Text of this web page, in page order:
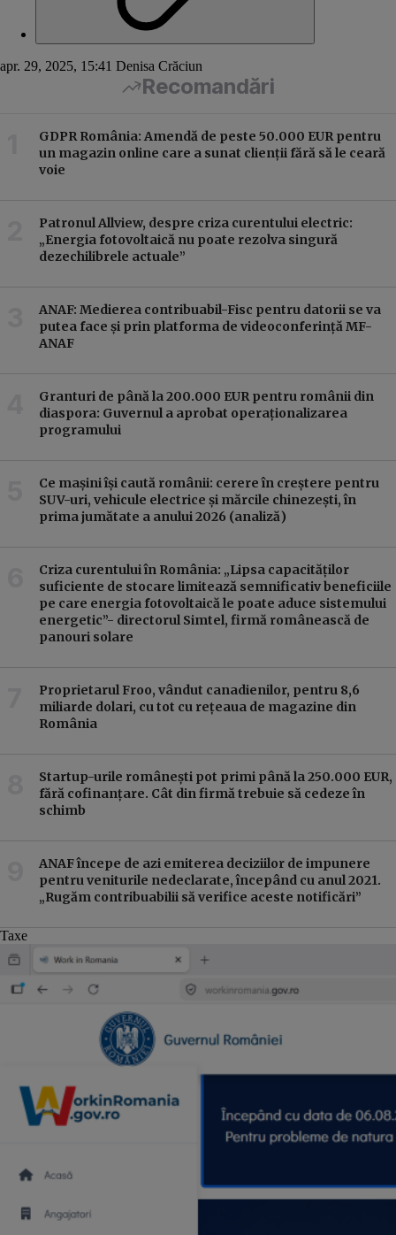
apr. 29, 2025, 15:41 Denisa Crăciun
Recomandări
GDPR România: Amendă de peste 50.000 EUR pentru
un magazin online care a sunat clienții fără să le ceară
voie
Patronul Allview, despre criza curentului electric:
„Energia fotovoltaică nu poate rezolva singură
dezechilibrele actuale”
ANAF: Medierea contribuabil-Fisc pentru datorii se va
putea face și prin platforma de videoconferință MF-
ANAF
Granturi de până la 200.000 EUR pentru românii din
diaspora: Guvernul a aprobat operaționalizarea
programului
Ce mașini își caută românii: cerere în creștere pentru
SUV-uri, vehicule electrice și mărcile chinezești, în
prima jumătate a anului 2026 (analiză)
Criza curentului în România: „Lipsa capacităților
suficiente de stocare limitează semnificativ beneficiile
pe care energia fotovoltaică le poate aduce sistemului
energetic”- directorul Simtel, firmă românească de
panouri solare
Proprietarul Froo, vândut canadienilor, pentru 8,6
miliarde dolari, cu tot cu rețeaua de magazine din
România
Startup-urile românești pot primi până la 250.000 EUR,
fără cofinanțare. Cât din firmă trebuie să cedeze în
schimb
ANAF începe de azi emiterea deciziilor de impunere
pentru veniturile nedeclarate, începând cu anul 2021.
„Rugăm contribuabilii să verifice aceste notificări”
Taxe